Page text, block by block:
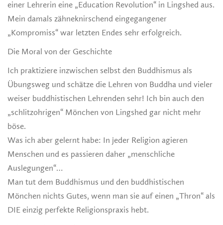
einer Lehrerin eine „Education Revolution“ in Lingshed aus.
Mein damals zähneknirschend eingegangener
„Kompromiss“ war letzten Endes sehr erfolgreich.
Die Moral von der Geschichte
Ich praktiziere inzwischen selbst den Buddhismus als
Übungsweg und schätze die Lehren von Buddha und vieler
weiser buddhistischen Lehrenden sehr! Ich bin auch den
„schlitzohrigen“ Mönchen von Lingshed gar nicht mehr
böse.
Was ich aber gelernt habe: In jeder Religion agieren
Menschen und es passieren daher „menschliche
Auslegungen“…
Man tut dem Buddhismus und den buddhistischen
Mönchen nichts Gutes, wenn man sie auf einen „Thron“ als
DIE einzig perfekte Religionspraxis hebt.